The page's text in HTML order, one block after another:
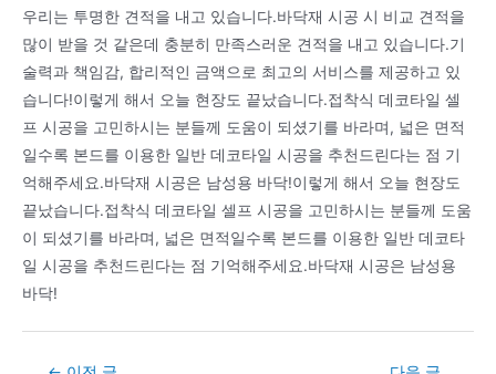
우리는 투명한 견적을 내고 있습니다.바닥재 시공 시 비교 견적을
많이 받을 것 같은데 충분히 만족스러운 견적을 내고 있습니다.기
술력과 책임감, 합리적인 금액으로 최고의 서비스를 제공하고 있
습니다!이렇게 해서 오늘 현장도 끝났습니다.접착식 데코타일 셀
프 시공을 고민하시는 분들께 도움이 되셨기를 바라며, 넓은 면적
일수록 본드를 이용한 일반 데코타일 시공을 추천드린다는 점 기
억해주세요.바닥재 시공은 남성용 바닥!이렇게 해서 오늘 현장도
끝났습니다.접착식 데코타일 셀프 시공을 고민하시는 분들께 도움
이 되셨기를 바라며, 넓은 면적일수록 본드를 이용한 일반 데코타
일 시공을 추천드린다는 점 기억해주세요.바닥재 시공은 남성용
바닥!
Post